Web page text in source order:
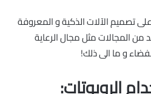
تصميم اﻵﻻت الذكية و المعروفة
من المجالات مثل مجال الرعاية
و ما الى ذلك!
الروبوتات: